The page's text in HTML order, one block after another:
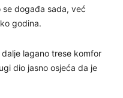
se događa sada, već
godina.
lagano trese komfor
dio jasno osjeća da je